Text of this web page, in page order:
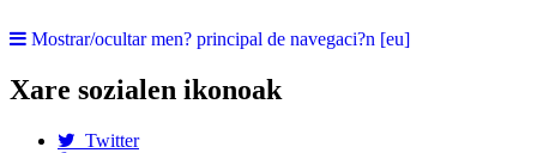
Mostrar/ocultar men? principal de navegaci?n [eu]
Xare sozialen ikonoak
Twitter